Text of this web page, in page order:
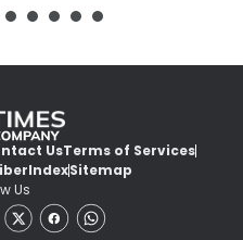
UsTerms of Services
IndexSitemap
Us